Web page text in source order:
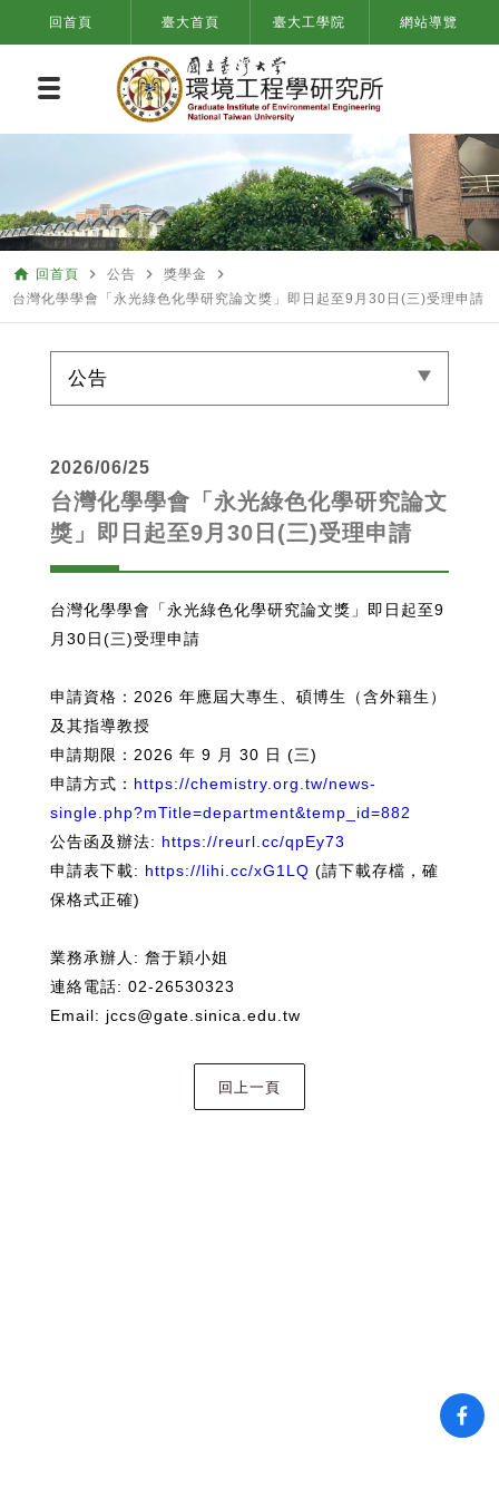
回首頁 臺大首頁 臺大工學院 網站導覽
home 回首頁 navigate_next 公告 navigate_next 獎學金 navigate_next
台灣化學學會「永光綠色化學研究論文獎」即日起至9月30日(三)受理申請
公告
2026/06/25
台灣化學學會「永光綠色化學研究論文
獎」即日起至9月30日(三)受理申請
台灣化學學會「永光綠色化學研究論文獎」即日起至9
月30日(三)受理申請
申請資格：2026 年應屆大專生、碩博生（含外籍生）
及其指導教授
申請期限：2026 年 9 月 30 日 (三)
申請方式： https://chemistry.org.tw/news-
single.php?mTitle=department&temp_id=882
公告函及辦法: https://reurl.cc/qpEy73
申請表下載: https://lihi.cc/xG1LQ (請下載存檔，確
保格式正確)
業務承辦人: 詹于穎小姐
連絡電話: 02-26530323
Email: jccs@gate.sinica.edu.tw